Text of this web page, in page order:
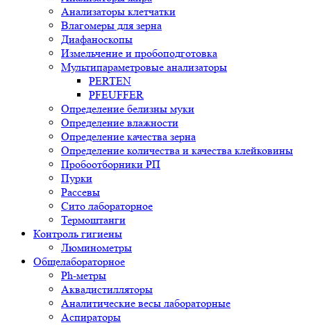
Анализаторы клетчатки
Влагомеры для зерна
Диафаноскопы
Измельчение и пробоподготовка
Мультипараметровые анализаторы
PERTEN
PFEUFFER
Определение белизны муки
Определение влажности
Определение качества зерна
Определение количества и качества клейковины
Пробоотборники РП
Пурки
Рассевы
Сито лабораторное
Термоштанги
Контроль гигиены
Люминометры
Общелабораторное
Ph-метры
Аквадистилляторы
Аналитические весы лабораторные
Аспираторы